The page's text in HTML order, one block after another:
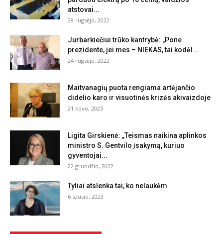
atstovai...
28 rugsėjo, 2022
Jurbarkiečiui trūko kantrybė: „Pone
prezidente, jei mes – NIEKAS, tai kodėl...
24 rugsėjo, 2022
Maitvanagių puota rengiama artėjančio
didelio karo ir visuotinės krizės akivaizdoje
21 kovo, 2023
Ligita Girskienė: „Teismas naikina aplinkos
ministro S. Gentvilo įsakymą, kuriuo
gyventojai...
22 gruodžio, 2022
Tyliai atslenka tai, ko nelaukėm
6 sausio, 2023